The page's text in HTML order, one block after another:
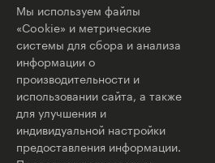
Мы используем файлы
«Cookie» и метрические
системы для сбора и анализа
информации о
производительности и
использовании сайта, а также
для улучшения и
индивидуальной настройки
предоставления информации.